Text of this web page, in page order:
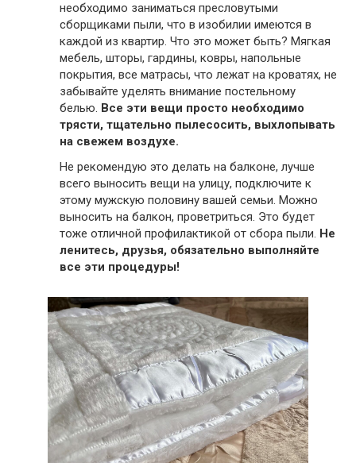
необходимо заниматься пресловутыми
сборщиками пыли, что в изобилии имеются в
каждой из квартир. Что это может быть? Мягкая
мебель, шторы, гардины, ковры, напольные
покрытия, все матрасы, что лежат на кроватях, не
забывайте уделять внимание постельному
белью. Все эти вещи просто необходимо
трясти, тщательно пылесосить, выхлопывать
на свежем воздухе.
Не рекомендую это делать на балконе, лучше
всего выносить вещи на улицу, подключите к
этому мужскую половину вашей семьи. Можно
выносить на балкон, проветриться. Это будет
тоже отличной профилактикой от сбора пыли. Не
ленитесь, друзья, обязательно выполняйте
все эти процедуры!